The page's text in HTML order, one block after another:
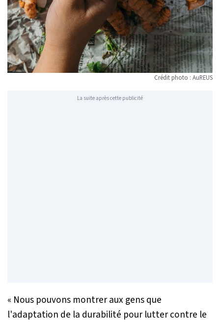
Crédit photo : AuREUS
La suite après cette publicité
« Nous pouvons montrer aux gens que
l'adaptation de la durabilité pour lutter contre le